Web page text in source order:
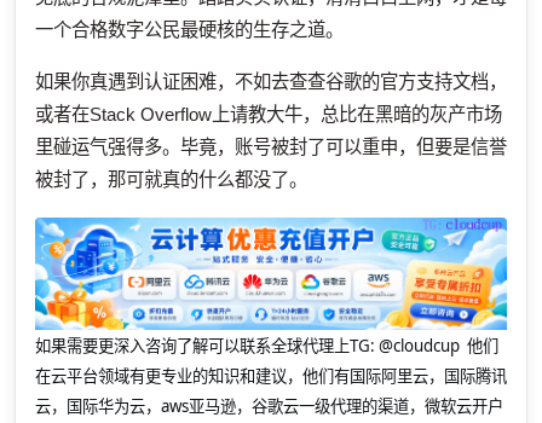
一个合格数字公民最硬核的生存之道。
如果你真遇到认证困难，不如去查查谷歌的官方支持文档，
或者在Stack Overflow上请教大牛，总比在黑暗的灰产市场
里碰运气强得多。毕竟，账号被封了可以重申，但要是信誉
被封了，那可就真的什么都没了。
如果需要更深入咨询了解可以联系全球代理上TG: @cloudcup 他们
在云平台领域有更专业的知识和建议，他们有国际阿里云，国际腾讯
云，国际华为云，aws亚马逊，谷歌云一级代理的渠道，微软云开户